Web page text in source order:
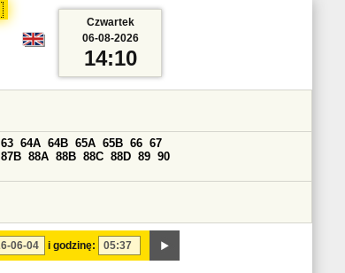
i godzinę:
63 64A 64B 65A 65B 66 67
87B 88A 88B 88C 88D 89 90
Czwartek
06-08-2026
14:10